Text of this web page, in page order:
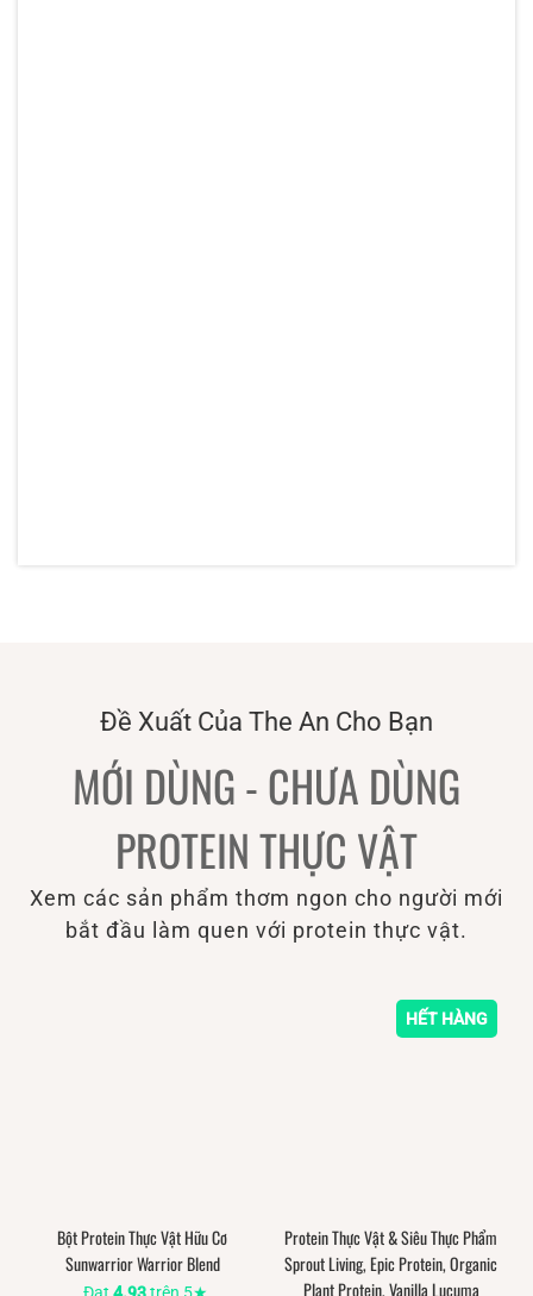
Đề Xuất Của The An Cho Bạn
MỚI DÙNG - CHƯA DÙNG
PROTEIN THỰC VẬT
Xem các sản phẩm thơm ngon cho người mới
bắt đầu làm quen với protein thực vật.
Bột Protein Thực Vật Hữu Cơ
Sunwarrior Warrior Blend
Đạt 4.93trên 5★
HẾT HÀNG
Protein Thực Vật & Siêu Thực Phẩm
Sprout Living, Epic Protein, Organic
Plant Protein, Vanilla Lucuma